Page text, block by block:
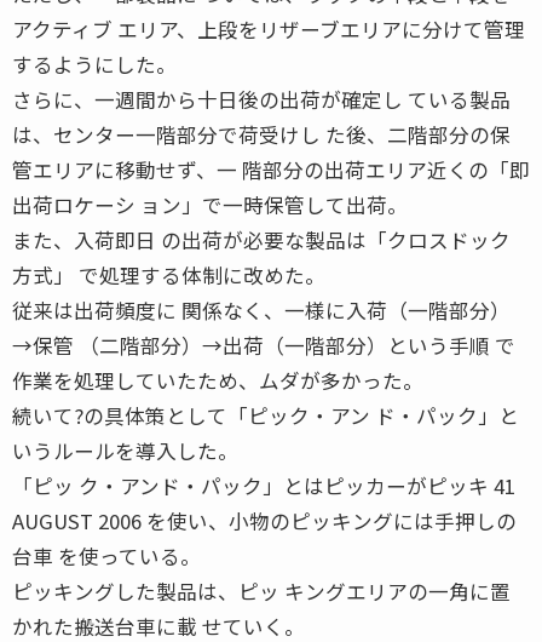
アクティブ エリア、上段をリザーブエリアに分けて管理
するようにした。
さらに、一週間から十日後の出荷が確定し ている製品
は、センター一階部分で荷受けし た後、二階部分の保
管エリアに移動せず、一 階部分の出荷エリア近くの「即
出荷ロケーシ ョン」で一時保管して出荷。
また、入荷即日 の出荷が必要な製品は「クロスドック
方式」 で処理する体制に改めた。
従来は出荷頻度に 関係なく、一様に入荷（一階部分）
→保管 （二階部分）→出荷（一階部分）という手順 で
作業を処理していたため、ムダが多かった。
続いて?の具体策として「ピック・アン ド・パック」と
いうルールを導入した。
「ピッ ク・アンド・パック」とはピッカーがピッキ 41
AUGUST 2006 を使い、小物のピッキングには手押しの
台車 を使っている。
ピッキングした製品は、ピッ キングエリアの一角に置
かれた搬送台車に載 せていく。